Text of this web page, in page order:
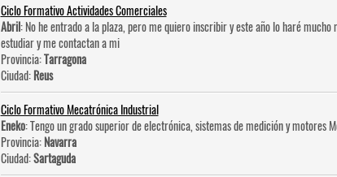
Ciclo Formativo Actividades Comerciales
Abril: No he entrado a la plaza, pero me quiero inscribir y este año lo haré
estudiar y me contactan a mi
Provincia:Tarragona
Ciudad:Reus
Ciclo Formativo Mecatrónica Industrial
Eneko: Tengo un grado superior de electrónica, sistemas de medición y motores
Provincia:Navarra
Ciudad:Sartaguda